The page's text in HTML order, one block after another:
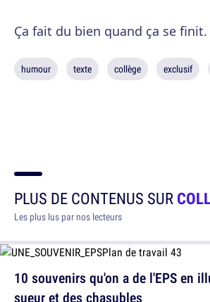
Ça fait du bien quand ça se finit.
humour texte collège exclusif
PLUS DE CONTENUS SUR
Les plus lus par nos lecteurs
10 souvenirs qu'on a de l'EPS en
sueur et des chasubles